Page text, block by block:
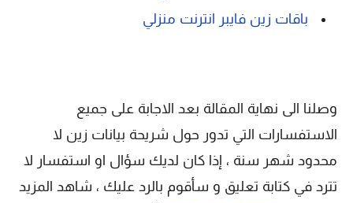
باقات زين فايبر انترنت منزلي
وصلنا الى نهاية المقالة بعد الاجابة على جميع
الاستفسارات التي تدور حول شريحة بيانات زين لا
محدود شهر سنة ، إذا كان لديك سؤال او استفسار لا
تترد في كتابة تعليق و سأقوم بالرد عليك ، شاهد المزيد